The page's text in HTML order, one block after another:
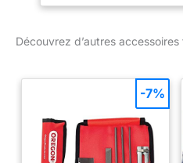
Découvrez d’autres
-7%